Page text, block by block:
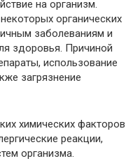
на организм.
органических
заболеваниям и
здоровья. Причиной
использование
загрязнение
химических факторов
реакции,
организма.